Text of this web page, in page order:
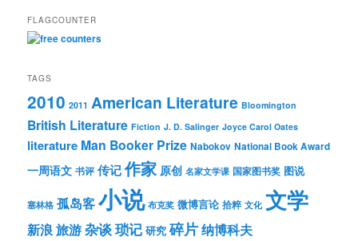
FLAGCOUNTER
TAGS
2010 2011 American Literature Bloomington
British Literature Fiction J. D. Salinger Joyce Carol Oates
literature Man Booker Prize Nabokov National Book Award
一周语文 书评 传记作家 原创 名家文学课 国家图书奖 图说
塞林格 孤岛客小说 布克奖 微博言论 拾粹 文化 文学
新浪旅游杂谈琐记 研究 碎片纳博科夫